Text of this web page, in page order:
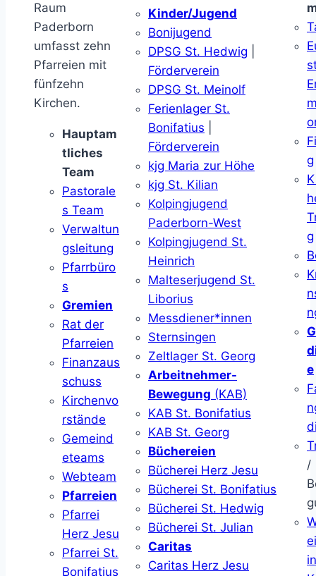
Raum
Paderborn
umfasst zehn
Pfarreien mit
fünfzehn
Kirchen.
Hauptam
tliches
Team
Pastorale
s Team
Verwaltun
gsleitung
Pfarrbüro
s
Gremien
Rat der
Pfarreien
Finanzaus
schuss
Kirchenvo
rstände
Gemeind
eteams
Webteam
Pfarreien
Pfarrei
Herz Jesu
Pfarrei St.
Bonifatius
Kinder/Jugend
Bonijugend
DPSG St. Hedwig
Förderverein
DPSG St. Meinolf
Ferienlager St.
Bonifatius
Förderverein
kjg Maria zur Höhe
kjg St. Kilian
Kolpingjugend
Paderborn-West
Kolpingjugend St.
Heinrich
Malteserjugend St.
Liborius
Messdiener*innen
Sternsingen
Zeltlager St. Georg
Arbeitnehmer-
Bewegung (KAB)
KAB St. Bonifatius
KAB St. Georg
Büchereien
Bücherei Herz Jesu
Bücherei St. Bonifatius
Bücherei St. Hedwig
Bücherei St. Julian
Caritas
Caritas Herz Jesu
g
g
e
/